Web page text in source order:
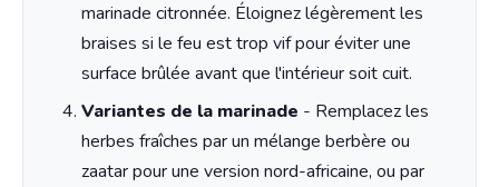
marinade citronnée. Éloignez légèrement les
braises si le feu est trop vif pour éviter une
surface brûlée avant que l'intérieur soit cuit.
Variantes de la marinade - Remplacez les
herbes fraîches par un mélange berbère ou
zaatar pour une version nord-africaine, ou par